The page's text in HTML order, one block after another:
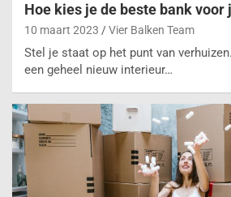
Hoe kies je de beste bank voor
10 maart 2023 Vier Balken Team
Stel je staat op het punt van
een geheel nieuw interieur…